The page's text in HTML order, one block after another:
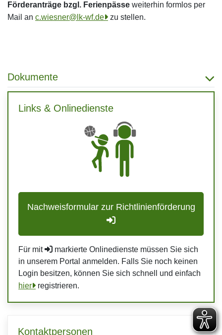
Förderanträge bzgl. Ferienpässe weiterhin formlos per
Mail an c.wiesner@lk-wf.de zu stellen.
Dokumente
Links & Onlinedienste
Nachweisformular zur Richtlinienförderung
Für mit
markierte Onlinedienste müssen Sie sich
in unserem Portal anmelden. Falls Sie noch keinen
Login besitzen, können Sie sich schnell und einfach
hier
registrieren.
Kontaktpersonen